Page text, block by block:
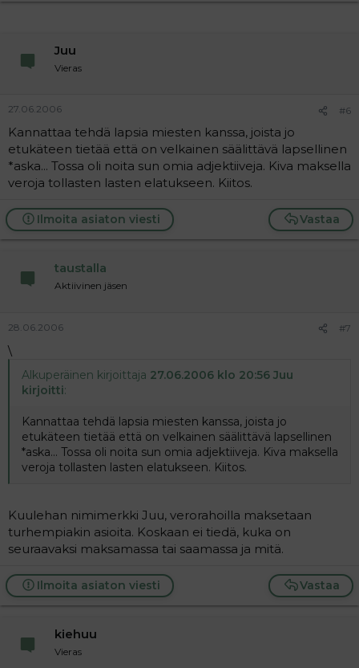
Juu
Vieras
27.06.2006 #6
Kannattaa tehdä lapsia miesten kanssa, joista jo
etukäteen tietää että on velkainen säälittävä lapsellinen
*aska... Tossa oli noita sun omia adjektiiveja. Kiva maksella
veroja tollasten lasten elatukseen. Kiitos.
Vastaa
Ilmoita asiaton viesti
taustalla
Aktiivinen jäsen
28.06.2006 #7
\
Alkuperäinen kirjoittaja 27.06.2006 klo 20:56 Juu
kirjoitti:
Kannattaa tehdä lapsia miesten kanssa, joista jo
etukäteen tietää että on velkainen säälittävä lapsellinen
*aska... Tossa oli noita sun omia adjektiiveja. Kiva maksella
veroja tollasten lasten elatukseen. Kiitos.
Kuulehan nimimerkki Juu, verorahoilla maksetaan
turhempiakin asioita. Koskaan ei tiedä, kuka on
seuraavaksi maksamassa tai saamassa ja mitä.
Vastaa
Ilmoita asiaton viesti
kiehuu
Vieras